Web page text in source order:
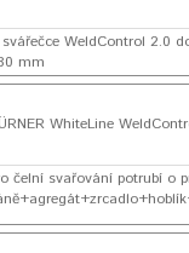
WeldControl 2.0
mm
WhiteLine
čelní svařování potrubí o